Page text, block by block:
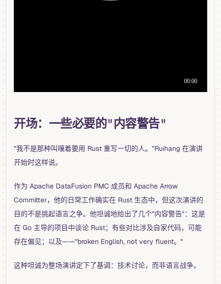
开场：一些必要的"内容警告"
"我不是那种叫嚷着要用 Rust 重写一切的人。"Ruihang 在演讲
开始时这样说。
作为 Apache DataFusion PMC 成员和 Apache Arrow
Committer，他的日常工作确实在 Rust 生态中，但这次演讲的
目的不是挑起语言之争。他坦诚地给出了几个"内容警告"：这是
在 Go 主导的项目中谈论 Rust；有些对比涉及自家代码，可能
存在偏见；以及——"broken English, not very fluent。"
这种坦诚为整场演讲定下了基调：技术讨论，而非语言战争。